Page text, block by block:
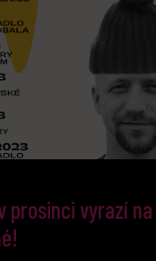
prosinci vyrazí na